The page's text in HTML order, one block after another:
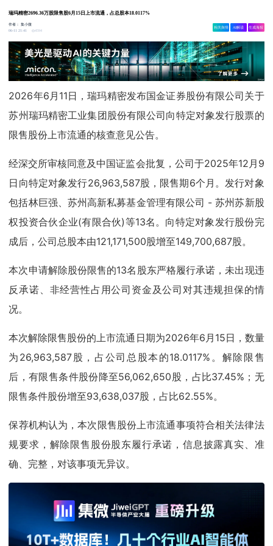
瑞玛精密2696.36万股限售股6月15日上市流通，占总股本18.0117%
作者：集小微
06-11 21:41
4594
相关舆情 AI解读 生成海报
2026年6月11日，瑞玛精密发布国金证券股份有限公司关于
苏州瑞玛精密工业集团股份有限公司向特定对象发行股票的
限售股份上市流通的核查意见公告。
经深交所审核同意及中国证监会批复，公司于2025年12月9
日向特定对象发行26,963,587股，限售期6个月。发行对象
包括林巨强、苏州高新私募基金管理有限公司 - 苏州苏新股
权投资合伙企业(有限合伙)等13名。向特定对象发行股份完
成后，公司总股本由121,171,500股增至149,700,687股。
本次申请解除股份限售的13名股东严格履行承诺，未出现违
反承诺、非经营性占用公司资金及公司对其违规担保的情
况。
本次解除限售股份的上市流通日期为2026年6月15日，数量
为26,963,587股，占公司总股本的18.0117%。解除限售
后，有限售条件股份降至56,062,650股，占比37.45%；无
限售条件股份增至93,638,037股，占比62.55%。
保荐机构认为，本次限售股份上市流通事项符合相关法律法
规要求，解除限售股份股东履行承诺，信息披露真实、准
确、完整，对该事项无异议。